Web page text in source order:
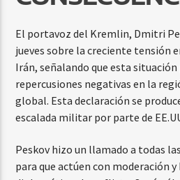
El portavoz del Kremlin, Dmitri
jueves sobre la creciente tensión
Irán, señalando que esta
repercusiones negativas en la
global. Esta declaración se
escalada militar por parte de
Peskov hizo un llamado a todas
para que actúen con moderación